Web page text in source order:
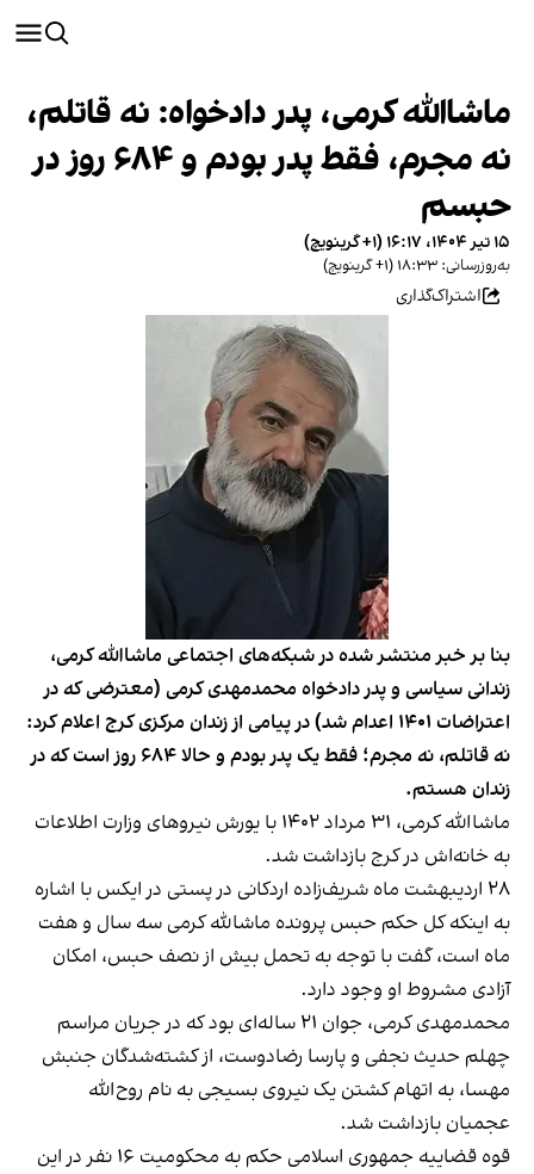
ماشاالله کرمی، پدر دادخواه: نه قاتلم،
نه مجرم، فقط پدر بودم و ۶۸۴ روز در
حبسم
۱۵ تیر ۱۴۰۴، ۱۶:۱۷ (‎+۱ گرینویچ)
به‌روزرسانی: ۱۸:۳۳ (‎+۱ گرینویچ)
اشتراک‌گذاری
بنا بر خبر منتشر شده در شبکه‌های اجتماعی ماشاالله کرمی،
زندانی سیاسی و پدر دادخواه محمدمهدی کرمی (معترضی که در
اعتراضات ۱۴۰۱ اعدام شد) در پیامی از زندان مرکزی کرج اعلام کرد:
نه قاتلم، نه مجرم؛ فقط یک پدر بودم و حالا ۶۸۴ روز است که در
زندان هستم.
ماشاالله کرمی، ۳۱ مرداد ۱۴۰۲ با یورش نیروهای وزارت اطلاعات
به خانه‌اش در کرج بازداشت شد.
۲۸ اردیبهشت ماه شریف‌زاده اردکانی در پستی در ایکس با اشاره
به اینکه کل حکم حبس پرونده ماشالله کرمی سه سال و هفت
ماه است، گفت با توجه به تحمل بیش از نصف حبس، امکان
آزادی مشروط او وجود دارد.
محمدمهدی کرمی، جوان ۲۱ ساله‌ای بود که در جریان مراسم
چهلم حدیث نجفی و پارسا رضادوست، از کشته‌شدگان جنبش
مهسا، به اتهام کشتن یک نیروی بسیجی به نام روح‌الله
عجمیان بازداشت شد.
قوه قضاییه جمهوری اسلامی حکم به محکومیت ۱۶ نفر در این